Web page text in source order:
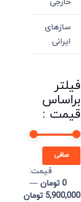
سازهای
ایرانی
فیلتر
براساس
قیمت :
صافی
قيمت:
0 تومان
—
5,900,000 تومان